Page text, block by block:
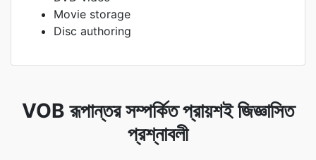
Movie storage
Disc authoring
VOB রূপান্তর সম্পর্কিত প্রায়শই জিজ্ঞাসিত
প্রশ্নাবলী